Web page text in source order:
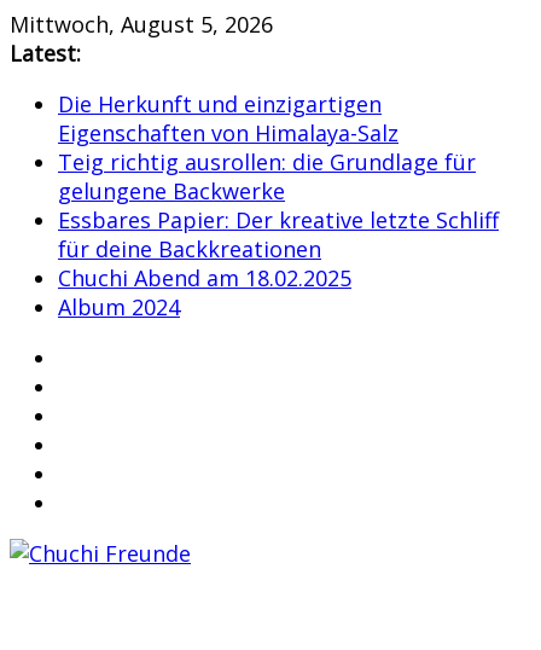
Skip
to
Mittwoch, August 5, 2026
Latest:
Die Herkunft und einzigartigen
Eigenschaften von Himalaya-Salz
Teig richtig ausrollen: die Grundlage für
gelungene Backwerke
Essbares Papier: Der kreative letzte Schliff
für deine Backkreationen
Chuchi Abend am 18.02.2025
Album 2024